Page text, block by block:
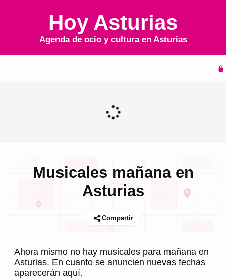
Hoy Asturias
Agenda de ocio y cultura en Asturias
Musicales mañana en
Asturias
Compartir
Ahora mismo no hay musicales para mañana en
Asturias. En cuanto se anuncien nuevas fechas
aparecerán aquí.